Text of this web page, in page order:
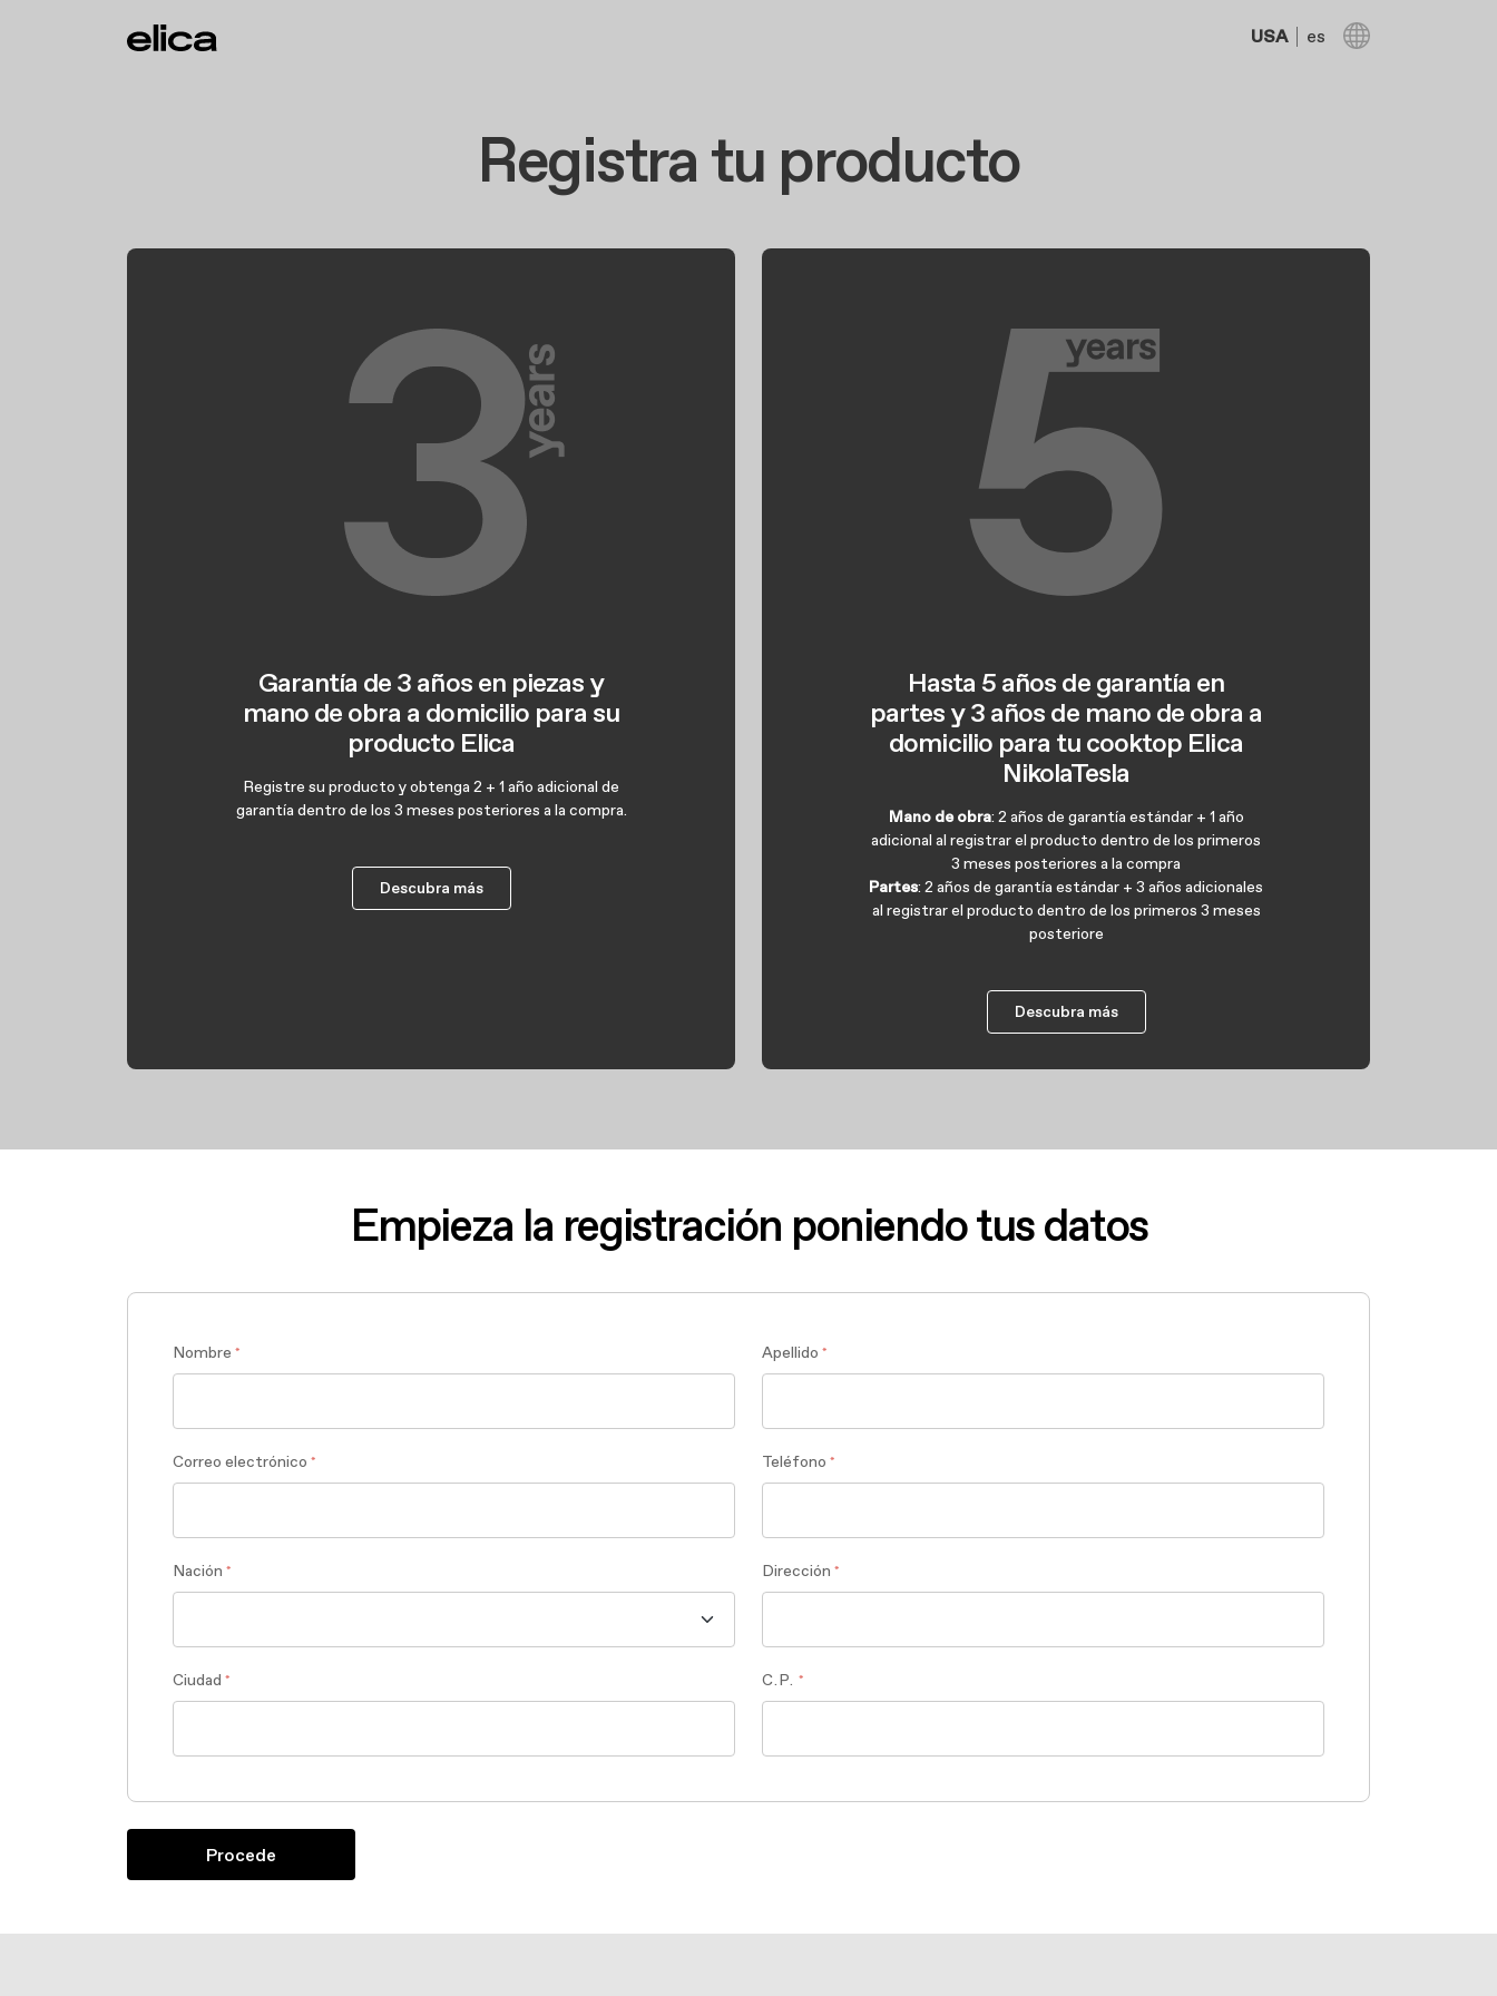
USA es
Registra tu producto
Garantía de 3 años en piezas y
mano de obra a domicilio para su
producto Elica
Registre su producto y obtenga 2 + 1 año adicional de
garantía dentro de los 3 meses posteriores a la compra.
Descubra más
Hasta 5 años de garantía en
partes y 3 años de mano de obra a
domicilio para tu cooktop Elica
NikolaTesla
Mano de obra: 2 años de garantía estándar + 1 año
adicional al registrar el producto dentro de los primeros
3 meses posteriores a la compra
Partes: 2 años de garantía estándar + 3 años adicionales
al registrar el producto dentro de los primeros 3 meses
posteriore
Descubra más
Empieza la registración poniendo tus datos
Nombre * Apellido *
Correo electrónico * Teléfono *
Nación * Dirección *
Ciudad * C.P. *
Procede